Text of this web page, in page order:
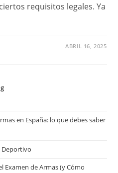
requisitos legales. Ya
ABRIL 16, 2025
en España: lo que debes saber
Deportivo
Examen de Armas (y Cómo